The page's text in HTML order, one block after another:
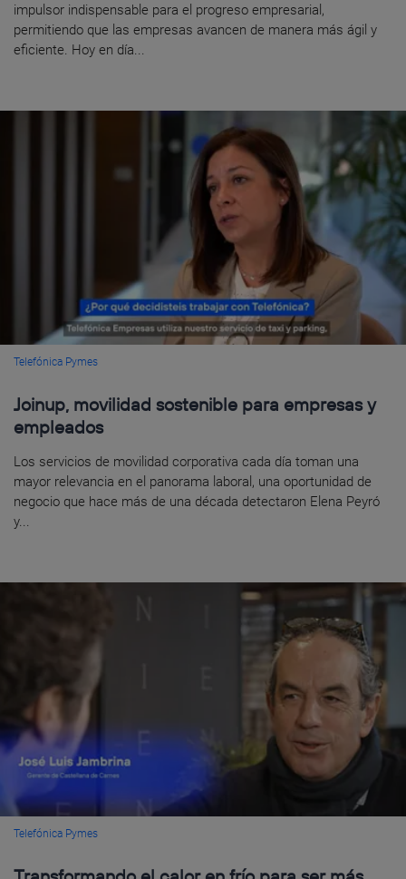
impulsor indispensable para el progreso empresarial,
permitiendo que las empresas avancen de manera más ágil y
eficiente. Hoy en día...
Telefónica Pymes
Joinup, movilidad sostenible para empresas y
empleados
Los servicios de movilidad corporativa cada día toman una
mayor relevancia en el panorama laboral, una oportunidad de
negocio que hace más de una década detectaron Elena Peyró
y...
Telefónica Pymes